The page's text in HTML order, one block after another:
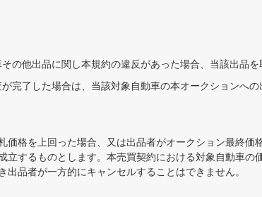
の他出品に関し本規約の違反があった場合、当該出品を
完了した場合は、当該対象自動車の本オークションへの
価格を上回った場合、又は出品者がオークション最終価
立するものとします。本売買契約における対象自動車
出品者が一方的にキャンセルすることはできません。